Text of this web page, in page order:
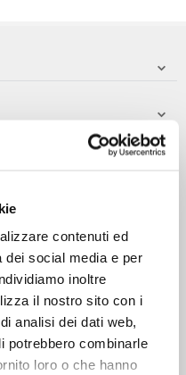
contenuti ed
dei social media e per
inoltre
il nostro sito con i
analisi dei dati web,
potrebbero combinarle
loro o che hanno